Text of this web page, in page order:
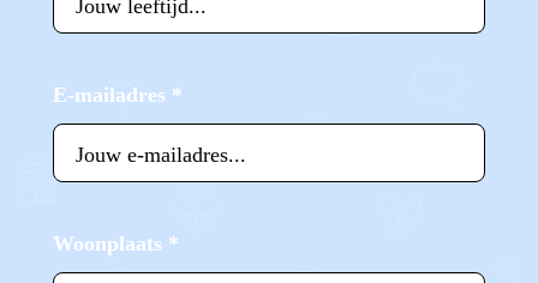
E-mailadres *
Woonplaats *